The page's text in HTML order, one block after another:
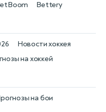
Bettery
Новости хоккея
на хоккей
на бои